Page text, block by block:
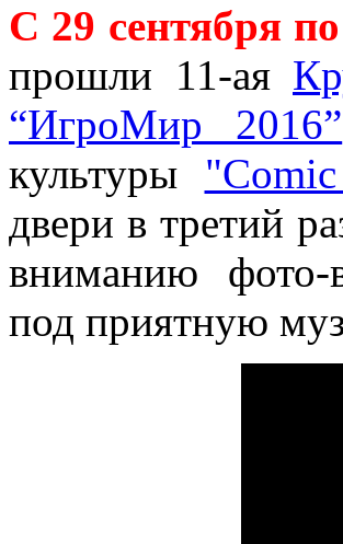
С 29 сентября
прошли 11-ая
“ИгроМир 2016”
культуры
двери в третий
вниманию фото-
под приятную